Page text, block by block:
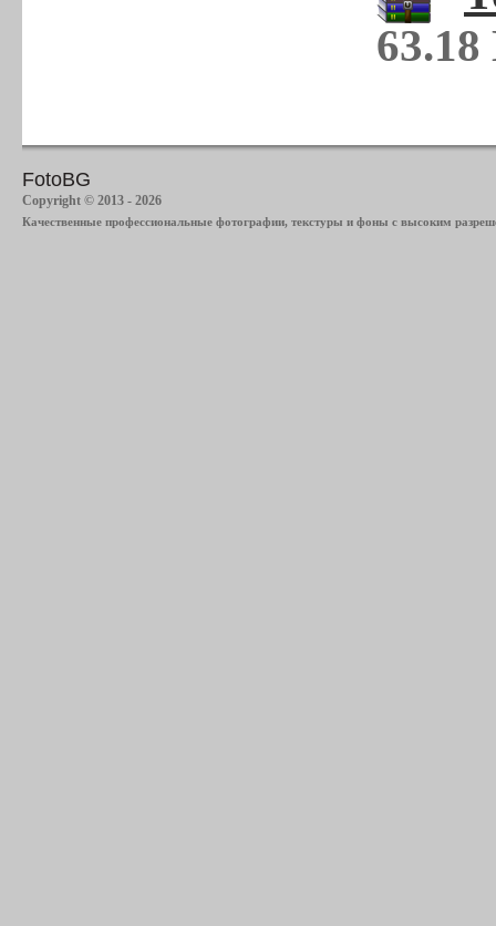
FotoBG
Copyright © 2013 - 2026
Качественные профессиональные фотографии, текстуры и фоны с высоким